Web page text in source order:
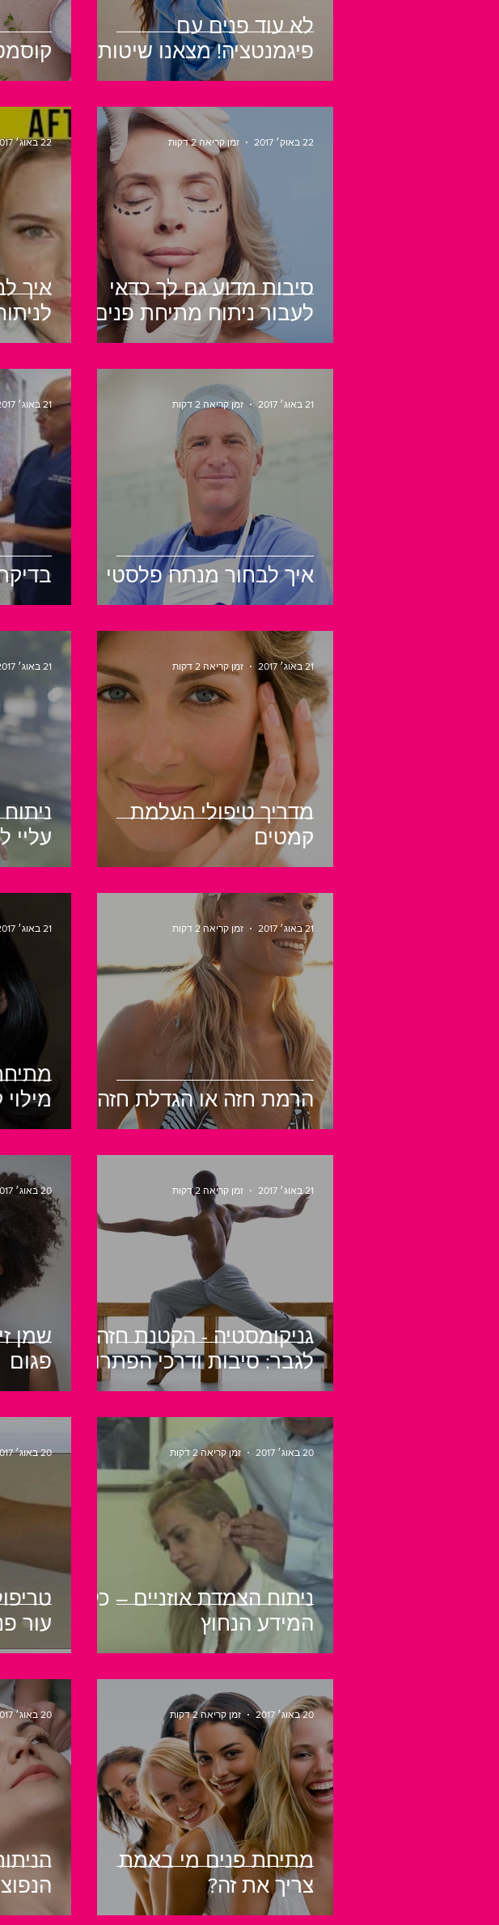
לא עוד פנים עם
פיגמנטציה! מצאנו שיטות
להבהרה
סיבות מדוע גם לך כדאי
לעבור ניתוח מתיחת פנים
22 באוק׳ 2017 זמן קריאה 2 דקות
איך
22 באוג׳ 2017
איך לבחור מנתח פלסטי
21 באוג׳ 2017 זמן קריאה 2 דקות 21 באוג׳ 2017
מדריך טיפולי העלמת
קמטים
21 באוג׳ 2017 זמן קריאה 2 דקות
עליי
21 באוג׳ 2017
הרמת חזה או הגדלת חזה
21 באוג׳ 2017 זמן קריאה 2 דקות 21 באוג׳ 2017
גניקומסטיה - הקטנת חזה
לגבר: סיבות ודרכי הפתרון
21 באוג׳ 2017 זמן קריאה 2 דקות
שמן
פגום
20 באוג׳ 2017
ניתוח הצמדת אוזניים – כל
המידע הנחוץ
20 באוג׳ 2017 זמן קריאה 2 דקות
עור
20 באוג׳ 2017
מתיחת פנים מי באמת
צריך את זה?
20 באוג׳ 2017 זמן קריאה 2 דקות 20 באוג׳ 2017